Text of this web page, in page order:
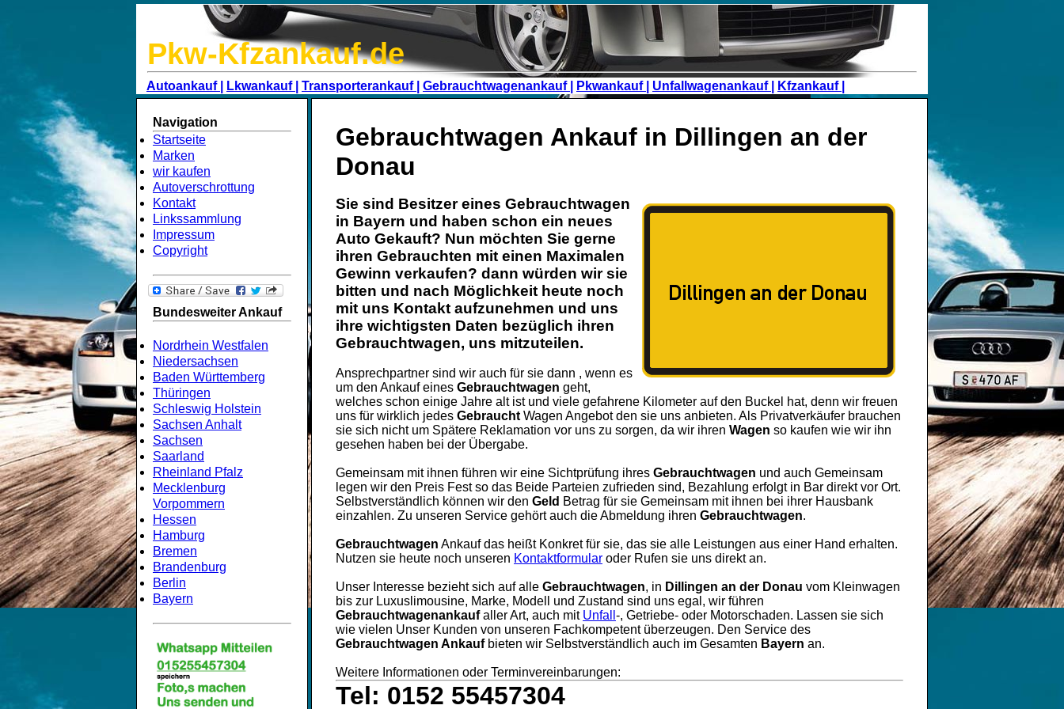
Pkw-Kfzankauf.de
Autoankauf | Lkwankauf | Transporterankauf | Gebrauchtwagenankauf | Pkwankauf | Unfallwagenankauf | Kfzankauf |
Navigation
Startseite
Marken
wir kaufen
Autoverschrottung
Kontakt
Linkssammlung
Impressum
Copyright
Bundesweiter Ankauf
Nordrhein Westfalen
Niedersachsen
Baden Württemberg
Thüringen
Schleswig Holstein
Sachsen Anhalt
Sachsen
Saarland
Rheinland Pfalz
Mecklenburg
Vorpommern
Hessen
Hamburg
Bremen
Brandenburg
Berlin
Bayern
Gebrauchtwagen Ankauf in Dillingen an der
Donau
Sie sind Besitzer eines Gebrauchtwagen
in Bayern und haben schon ein neues
Auto Gekauft? Nun möchten Sie gerne
ihren Gebrauchten mit einen Maximalen
Gewinn verkaufen? dann würden wir sie
bitten und nach Möglichkeit heute noch
mit uns Kontakt aufzunehmen und uns
ihre wichtigsten Daten bezüglich ihren
Gebrauchtwagen, uns mitzuteilen.
Ansprechpartner sind wir auch für sie dann , wenn es
um den Ankauf eines Gebrauchtwagen geht,
welches schon einige Jahre alt ist und viele gefahrene Kilometer auf den Buckel hat, denn wir freuen
uns für wirklich jedes Gebraucht Wagen Angebot den sie uns anbieten. Als Privatverkäufer brauchen
sie sich nicht um Spätere Reklamation vor uns zu sorgen, da wir ihren Wagen so kaufen wie wir ihn
gesehen haben bei der Übergabe.
Gemeinsam mit ihnen führen wir eine Sichtprüfung ihres Gebrauchtwagen und auch Gemeinsam
legen wir den Preis Fest so das Beide Parteien zufrieden sind, Bezahlung erfolgt in Bar direkt vor Ort.
Selbstverständlich können wir den Geld Betrag für sie Gemeinsam mit ihnen bei ihrer Hausbank
einzahlen. Zu unseren Service gehört auch die Abmeldung ihren Gebrauchtwagen.
Gebrauchtwagen Ankauf das heißt Konkret für sie, das sie alle Leistungen aus einer Hand erhalten.
Nutzen sie heute noch unseren Kontaktformular oder Rufen sie uns direkt an.
Unser Interesse bezieht sich auf alle Gebrauchtwagen, in Dillingen an der Donau vom Kleinwagen
bis zur Luxuslimousine, Marke, Modell und Zustand sind uns egal, wir führen
Gebrauchtwagenankaufaller Art, auch mit Unfall -, Getriebe- oder Motorschaden. Lassen sie sich
wie vielen Unser Kunden von unseren Fachkompetent überzeugen. Den Service des
Gebrauchtwagen Ankaufbieten wir Selbstverständlich auch im Gesamten Bayern an.
Weitere Informationen oder Terminvereinbarungen:
Tel: 0152 55457304